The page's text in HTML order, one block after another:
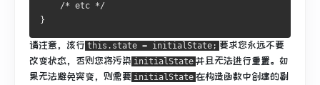
    /* etc */
}
请注意，该行 this.state = initialState; 要求您永远不要
改变状态，否则您将污染 initialState 并且无法进行重置。 如
果无法避免突变，则需要 initialState 在构造函数中创建的副